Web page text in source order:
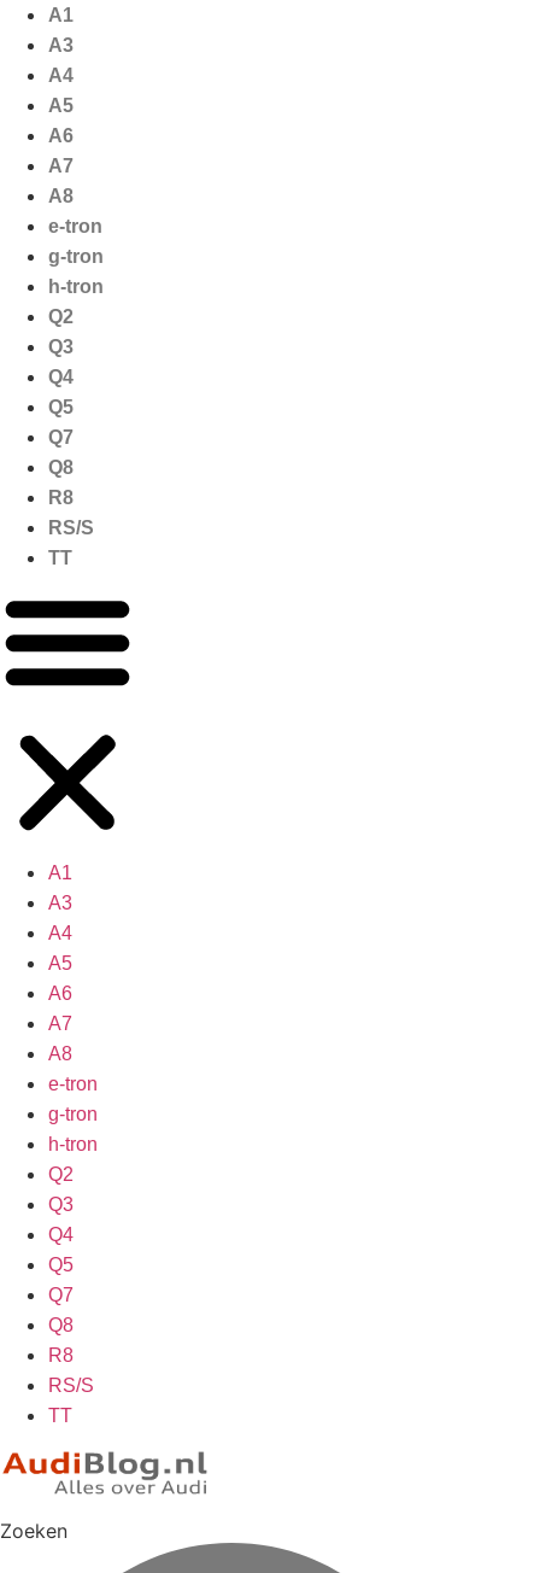
naar
inhoud
A1
A3
A4
A5
A6
A7
A8
e-tron
g-tron
h-tron
Q2
Q3
Q4
Q5
Q7
Q8
R8
RS/S
TT
A1
A3
A4
A5
A6
A7
A8
e-tron
g-tron
h-tron
Q2
Q3
Q4
Q5
Q7
Q8
R8
RS/S
TT
Zoeken